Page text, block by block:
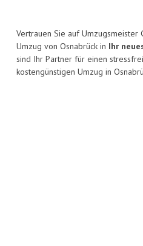
Vertrauen Sie auf Umzugsmeister
Umzug von Osnabrück in Ihr
sind Ihr Partner für einen
kostengünstigen Umzug in